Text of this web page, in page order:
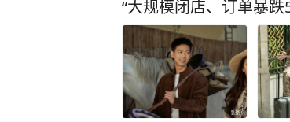
“大规模闭店、订单暴跌